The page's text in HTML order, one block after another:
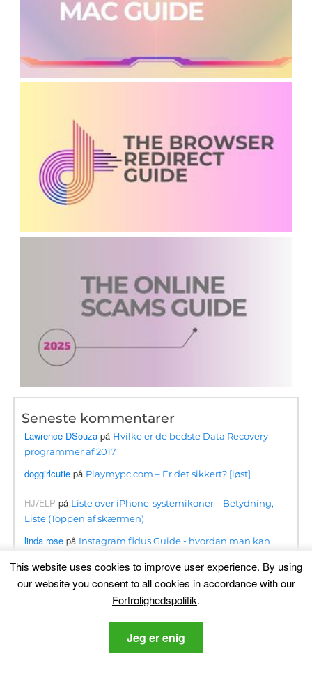
Seneste kommentarer
Lawrence DSouza på Hvilke er de bedste Data Recovery
programmer af 2017
doggirlcutie på Playmypc.com – Er det sikkert? [løst]
HJÆLP på Liste over iPhone-systemikoner – Betydning,
Liste (Toppen af ​​skærmen)
linda rose på Instagram fidus Guide - hvordan man kan
ronaldpå Nood Virus [.nud Filer] Dekryptér + Fjern Det
Searchapp.exe Virus Redirects Fjernelsestrin
This website uses cookies to improve user experience. By using
our website you consent to all cookies in accordance with our
Fortrolighedspolitik.
Jeg er enig